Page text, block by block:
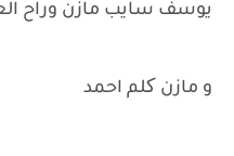
يوسف سايب مازن وراح
و مازن کلم احمد